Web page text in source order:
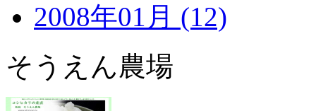
2008年01月 (12)
そうえん農場